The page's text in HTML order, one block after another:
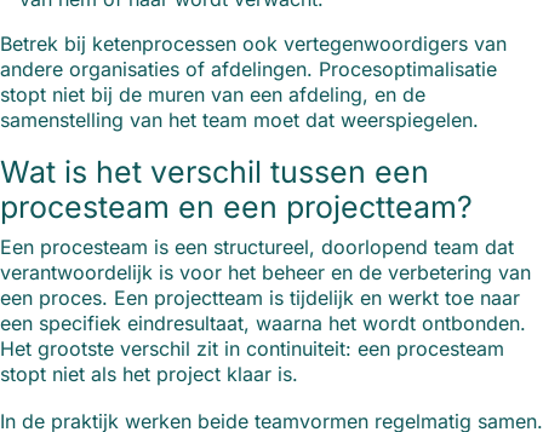
Betrek bij ketenprocessen ook vertegenwoordigers van
andere organisaties of afdelingen. Procesoptimalisatie
stopt niet bij de muren van een afdeling, en de
samenstelling van het team moet dat weerspiegelen.
Wat is het verschil tussen een
procesteam en een projectteam?
Een procesteam is een structureel, doorlopend team dat
verantwoordelijk is voor het beheer en de verbetering van
een proces. Een projectteam is tijdelijk en werkt toe naar
een specifiek eindresultaat, waarna het wordt ontbonden.
Het grootste verschil zit in continuiteit: een procesteam
stopt niet als het project klaar is.
In de praktijk werken beide teamvormen regelmatig samen.